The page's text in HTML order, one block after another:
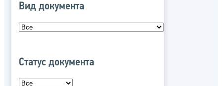
Вид документа
Статус документа